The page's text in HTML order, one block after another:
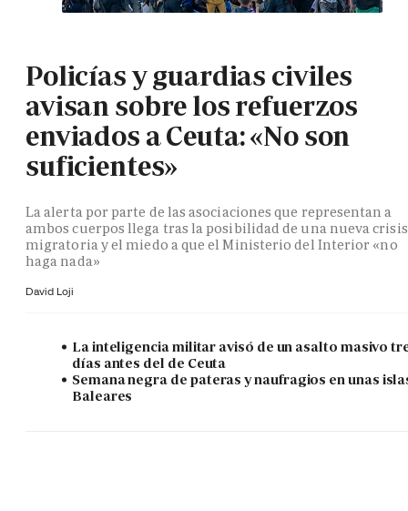
Policías y guardias civiles
avisan sobre los refuerzos
enviados a Ceuta: «No son
suficientes»
La alerta por parte de las asociaciones que representan a
ambos cuerpos llega tras la posibilidad de una nueva crisis
migratoria y el miedo a que el Ministerio del Interior «no
haga nada»
David Loji
La inteligencia militar avisó de un asalto masivo
días antes del de Ceuta
Semana negra de pateras y naufragios en unas
Baleares